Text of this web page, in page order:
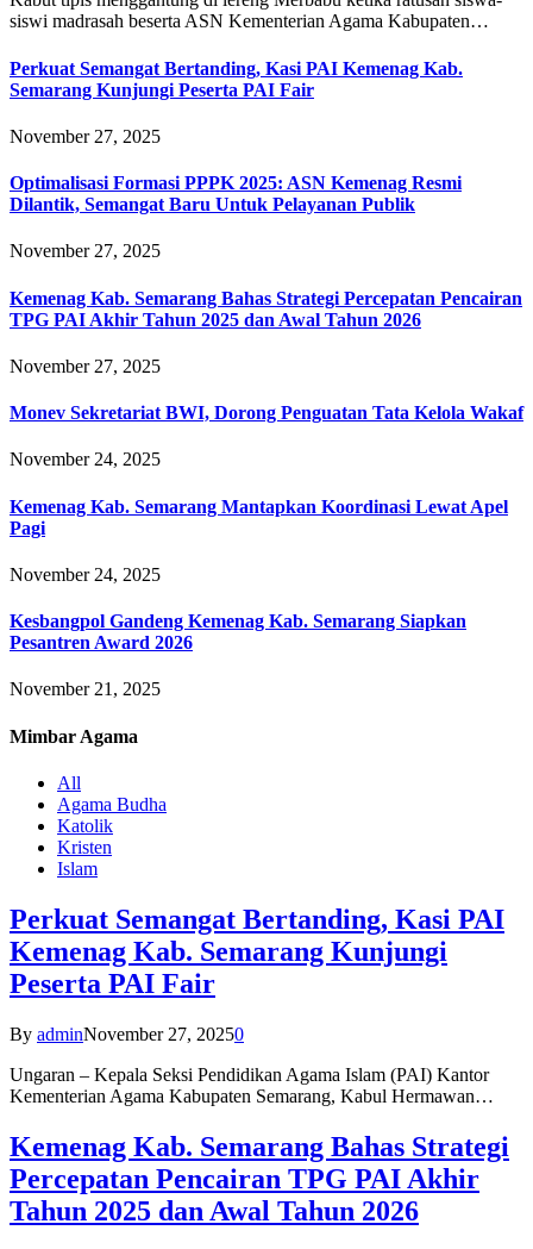
siswi madrasah beserta ASN Kementerian Agama Kabupaten…
Perkuat Semangat Bertanding, Kasi PAI Kemenag Kab.
Semarang Kunjungi Peserta PAI Fair
November 27, 2025
Optimalisasi Formasi PPPK 2025: ASN Kemenag Resmi
Dilantik, Semangat Baru Untuk Pelayanan Publik
November 27, 2025
Kemenag Kab. Semarang Bahas Strategi Percepatan Pencairan
TPG PAI Akhir Tahun 2025 dan Awal Tahun 2026
November 27, 2025
Monev Sekretariat BWI, Dorong Penguatan Tata Kelola Wakaf
November 24, 2025
Kemenag Kab. Semarang Mantapkan Koordinasi Lewat Apel
Pagi
November 24, 2025
Kesbangpol Gandeng Kemenag Kab. Semarang Siapkan
Pesantren Award 2026
November 21, 2025
Mimbar Agama
All
Agama Budha
Katolik
Kristen
Islam
Perkuat Semangat Bertanding, Kasi PAI
Kemenag Kab. Semarang Kunjungi
Peserta PAI Fair
By adminNovember 27, 20250
Ungaran – Kepala Seksi Pendidikan Agama Islam (PAI) Kantor
Kementerian Agama Kabupaten Semarang, Kabul Hermawan…
Kemenag Kab. Semarang Bahas Strategi
Percepatan Pencairan TPG PAI Akhir
Tahun 2025 dan Awal Tahun 2026